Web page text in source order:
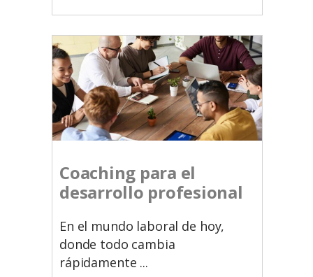
Coaching para el
desarrollo profesional
En el mundo laboral de hoy,
donde todo cambia
rápidamente